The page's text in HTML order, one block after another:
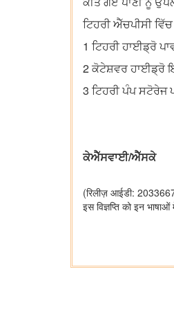
ਟਿਹਰੀ ਐੱਚਪੀਸੀ
1 ਟਿਹਰੀ ਹਾਈਡ੍ਰੋ
2 ਕੋਟੇਸ਼ਵਰ ਹਾਈਡ੍ਰੋ
3 ਟਿਹਰੀ ਪੰਪ ਸਟੋਰੇਜ
ਕੇਐੱਸਵਾਈ/ਐੱਸਕੇ
(रिलीज़ आईडी:
इस विज्ञप्ति को इन